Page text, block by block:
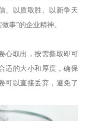
、以质取胜、以新争天
事”的企业精神。
心取出，按需撕取即可
适的大小和厚度，确保
可以直接丢弃，避免了